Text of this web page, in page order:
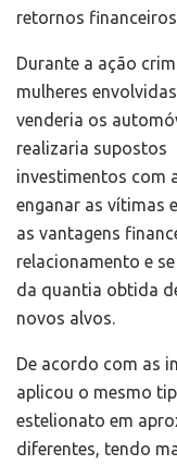
retornos
Durante a ação
mulheres
venderia os
realizaria supostos
investimentos com
enganar as vítimas
as vantagens
relacionamento e
da quantia obtida
novos alvos.
De acordo com as
aplicou o mesmo
estelionato em
diferentes, tendo